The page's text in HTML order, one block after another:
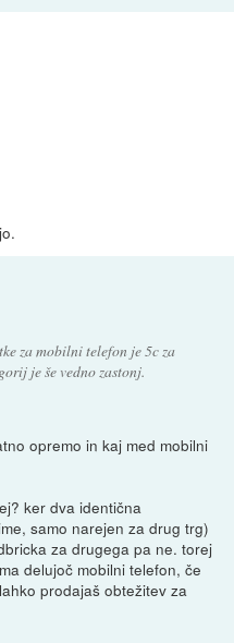
za mobilni telefon je 5c za
je še vedno zastonj.
opremo in kaj med mobilni
ker dva identična
samo narejen za drug trg)
za drugega pa ne. torej
delujoč mobilni telefon, če
prodajaš obtežitev za